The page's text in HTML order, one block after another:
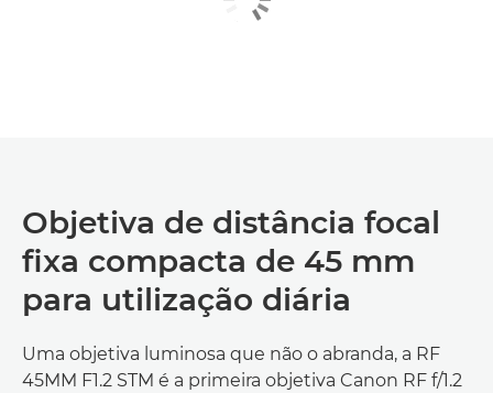
Objetiva de distância focal
fixa compacta de 45 mm
para utilização diária
Uma objetiva luminosa que não o abranda, a RF
45MM F1.2 STM é a primeira objetiva Canon RF f/1.2